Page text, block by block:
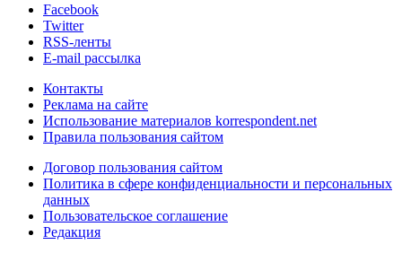
Facebook
Twitter
RSS-ленты
E-mail рассылка
Контакты
Реклама на сайте
Использование материалов korrespondent.net
Правила пользования сайтом
Договор пользования сайтом
Политика в сфере конфиденциальности и персональных
данных
Пользовательское соглашение
Редакция